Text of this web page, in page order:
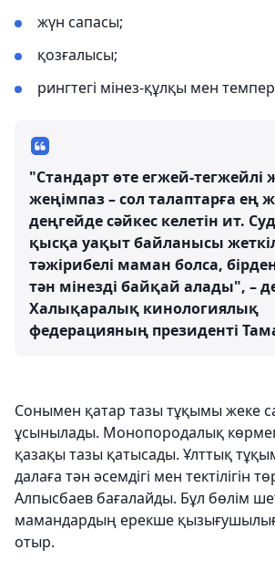
жүн сапасы;
қозғалысы;
рингтегі мінез-құлқы мен
"Стандарт өте егжей-тегжейлі
жеңімпаз – сол талаптарға ең
деңгейде сәйкес келетін ит.
қысқа уақыт байланысы
тәжірибелі маман болса,
тән мінезді байқай алады", –
Халықаралық кинологиялық
федерацияның президенті
Сонымен қатар тазы тұқымы жеке
ұсынылады. Монопородалық
қазақы тазы қатысады. Ұлттық
далаға тән әсемдігі мен тектілігін
Алпысбаев бағалайды. Бұл бөлім
мамандардың ерекше
отыр.